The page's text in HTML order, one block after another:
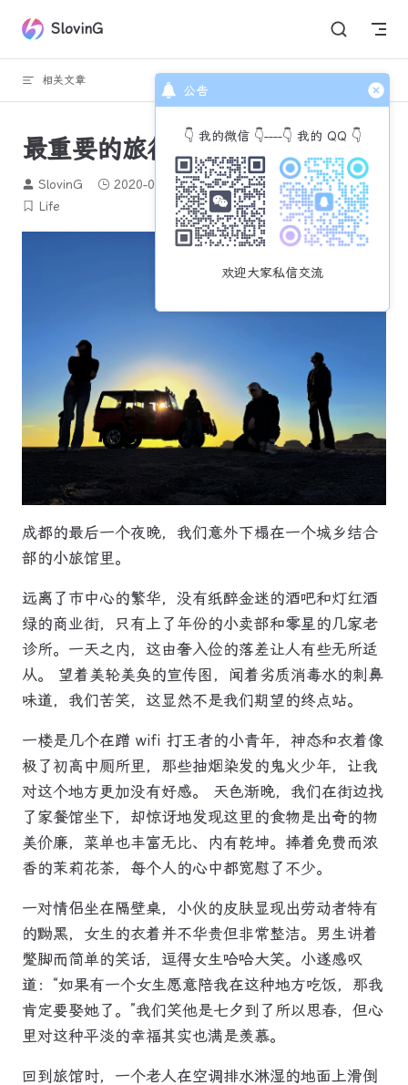
公告
👇 我的微信 👇----👇 我的 QQ 👇
欢迎大家私信交流
Skip to content
SlovinG
相关文章 回到顶部
最重要的旅行
SlovinG 2020-08-26 751 个字
3 分钟
Life
成都的最后一个夜晚，我们意外下榻在一个城乡结合
部的小旅馆里。
远离了市中心的繁华，没有纸醉金迷的酒吧和灯红酒
绿的商业街，只有上了年份的小卖部和零星的几家老
诊所。一天之内，这由奢入俭的落差让人有些无所适
从。 望着美轮美奂的宣传图，闻着劣质消毒水的刺鼻
味道，我们苦笑，这显然不是我们期望的终点站。
一楼是几个在蹭 wifi 打王者的小青年，神态和衣着像
极了初高中厕所里，那些抽烟染发的鬼火少年，让我
对这个地方更加没有好感。 天色渐晚，我们在街边找
了家餐馆坐下，却惊讶地发现这里的食物是出奇的物
美价廉，菜单也丰富无比、内有乾坤。捧着免费而浓
香的茉莉花茶，每个人的心中都宽慰了不少。
一对情侣坐在隔壁桌，小伙的皮肤显现出劳动者特有
的黝黑，女生的衣着并不华贵但非常整洁。男生讲着
蹩脚而简单的笑话，逗得女生哈哈大笑。小遂感叹
道：“如果有一个女生愿意陪我在这种地方吃饭，那我
肯定要娶她了。”我们笑他是七夕到了所以思春，但心
里对这种平淡的幸福其实也满是羡慕。
回到旅馆时，一个老人在空调排水淋湿的地面上滑倒